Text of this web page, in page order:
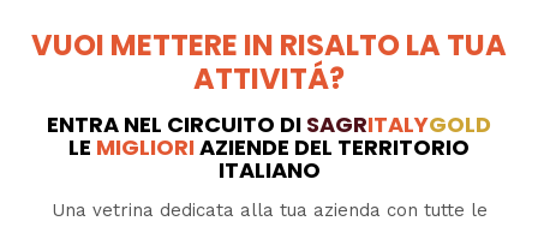
VUOI METTERE IN RISALTO LA TUA
ATTIVITÁ?
ENTRA NEL CIRCUITO DI SAGRITALYGOLD
LE MIGLIORIAZIENDE DEL TERRITORIO
ITALIANO
Una vetrina dedicata alla tua azienda con tutte le